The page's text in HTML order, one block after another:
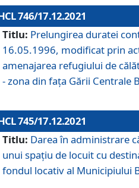
746/17.12.2021
Titlu: Prelungirea duratei
16.05.1996, modificat prin
amenajarea refugiului de
- zona din faţa Gării Centrale
745/17.12.2021
Titlu: Darea în administrare
unui spațiu de locuit cu
fondul locativ al Municipiului